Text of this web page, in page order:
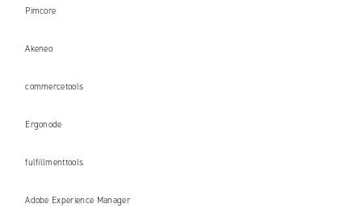
Pimcore
Akeneo
commercetools
Ergonode
fulfillmenttools
Adobe Experience Manager